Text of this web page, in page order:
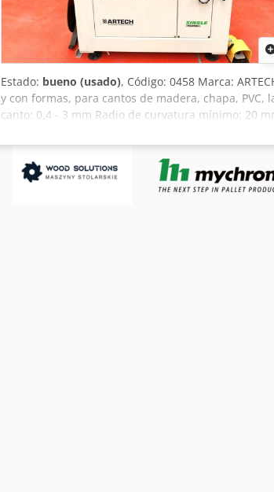
Estado: bueno (usado), Código: 0458 Marca:
y con formas, para cantos de madera, chapa,
canto: 0,4 - 3 mm Radio de curvatura mínimo: 20
Alimentación motorizada con velocidad ajustable
grados Chedpfx Ajznu Dwobroa Velocidad de
por 2 motores superpuestos Potencia total
Peso: 350 kg